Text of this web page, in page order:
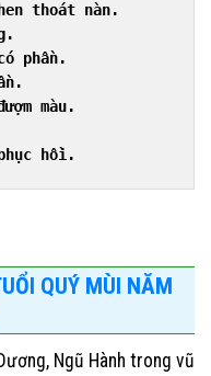
thoát nàn.
phần.
màu.
hồi.
QUÝ MÙI NĂM
Ngũ Hành trong vũ